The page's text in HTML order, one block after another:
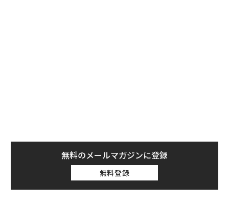
無料のメールマガジンに登録
無料登録